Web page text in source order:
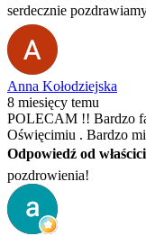
serdecznie
Anna Kołodziejska
8 miesięcy temu
POLECAM !! Bardzo
Oświęcimiu . Bardzo
Odpowiedź od
pozdrowienia!